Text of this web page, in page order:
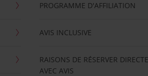
PROGRAMME D'AFFILIATION
AVIS INCLUSIVE
RAISONS DE RÉSERVER
AVEC AVIS